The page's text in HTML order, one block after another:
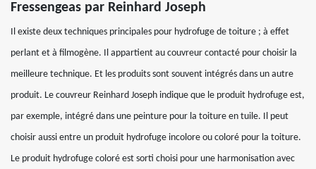
Fressengeas par Reinhard Joseph
Il existe deux techniques principales pour hydrofuge de toiture ; à effet
perlant et à filmogène. Il appartient au couvreur contacté pour choisir la
meilleure technique. Et les produits sont souvent intégrés dans un autre
produit. Le couvreur Reinhard Joseph indique que le produit hydrofuge est,
par exemple, intégré dans une peinture pour la toiture en tuile. Il peut
choisir aussi entre un produit hydrofuge incolore ou coloré pour la toiture.
Le produit hydrofuge coloré est sorti choisi pour une harmonisation avec